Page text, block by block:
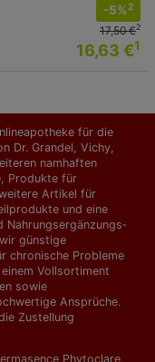
-5%2
17,50 €2
16,63 €1
für die
Dr. Grandel, Vichy,
namhaften
Produkte für
Artikel für
und eine
Nahrungs­ergänzungs­
günstige
chronische Probleme
Vollsortiment
sowie
Ansprüche.
Zustellung
Phytoclare